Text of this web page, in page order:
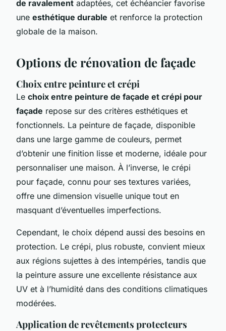
de ravalement adaptées, cet échéancier favorise
une esthétique durable et renforce la protection
globale de la maison.
Options de rénovation de façade
Choix entre peinture et crépi
Le choix entre peinture de façade et crépi pour
façade repose sur des critères esthétiques et
fonctionnels. La peinture de façade, disponible
dans une large gamme de couleurs, permet
d’obtenir une finition lisse et moderne, idéale pour
personnaliser une maison. À l’inverse, le crépi
pour façade, connu pour ses textures variées,
offre une dimension visuelle unique tout en
masquant d’éventuelles imperfections.
Cependant, le choix dépend aussi des besoins en
protection. Le crépi, plus robuste, convient mieux
aux régions sujettes à des intempéries, tandis que
la peinture assure une excellente résistance aux
UV et à l’humidité dans des conditions climatiques
modérées.
Application de revêtements protecteurs